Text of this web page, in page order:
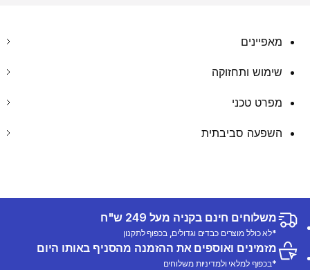
מאפיינים
שימוש ותחזוקה
מפרט טכני
השפעה סביבתית
משלוחים חינם בקניה מעל 249 ש"ח
*לא כולל מוצרים כבדים וגדולים, בכפוף לתקנון
מזמינים ואוספים את ההזמנה מהסניף באותו היום
*בכפוף למלאי ולמדיניות משלוחים